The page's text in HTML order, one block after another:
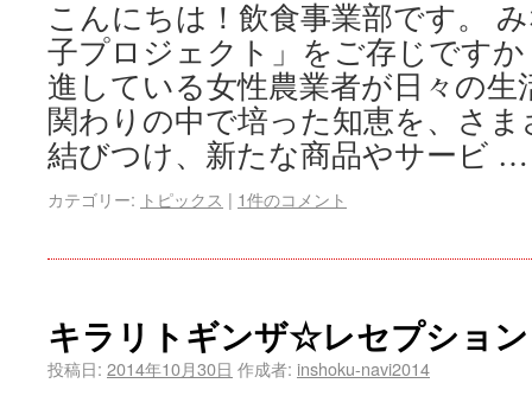
こんにちは！飲食事業部です。
子プロジェクト」をご存じです
進している女性農業者が日々の生
関わりの中で培った知恵を、さ
結びつけ、新たな商品やサービ
カテゴリー: トピックス | 1件のコメント
キラリトギンザ☆レセプション
投稿日: 2014年10月30日 作成者: inshoku-navi2014